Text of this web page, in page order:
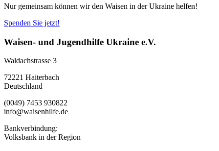
Nur gemeinsam können wir den Waisen in der Ukraine helfen!
Spenden Sie jetzt!
Waisen- und Jugendhilfe Ukraine e.V.
Waldachstrasse 3
72221 Haiterbach
Deutschland
(0049) 7453 930822
info@waisenhilfe.de
Bankverbindung:
Volksbank in der Region